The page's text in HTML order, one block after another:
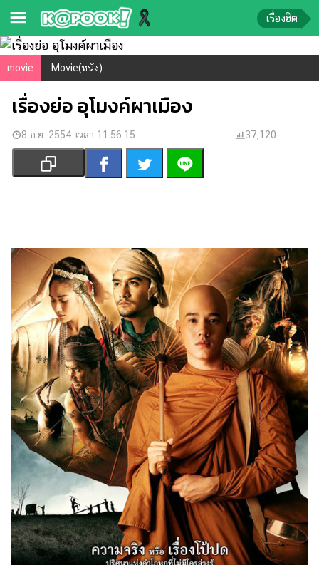
ข่าว-
ความ
รู้
ข่าว
ข่าว
บันเทิง
ผล
บอล
สด
การ
เงิน
การ
ศึกษา
บันเทิง
รูปภาพ
หนัง
Music
Station
ละคร
เรื่องฮิต
movie Movie(หนัง)
เรื่องย่อ อุโมงค์ผาเมือง
8 ก.ย. 2554 เวลา 11:56:15 37,120